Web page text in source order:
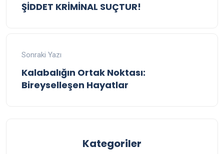
ŞİDDET KRİMİNAL SUÇTUR!
Sonraki Yazı
Kalabalığın Ortak Noktası:
Bireyselleşen Hayatlar
Kategoriler